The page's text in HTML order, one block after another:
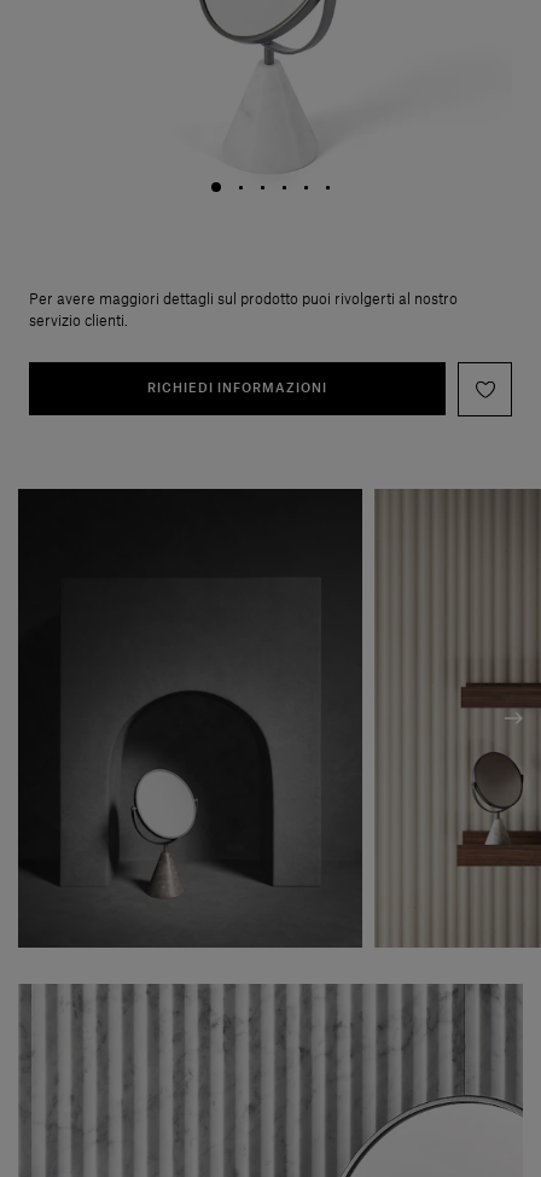
Per avere maggiori dettagli sul prodotto puoi rivolgerti al nostro
servizio clienti.
RICHIEDI INFORMAZIONI